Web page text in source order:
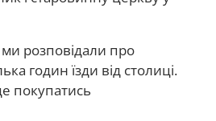
розповідали про
годин їзди від столиці.
покупатись